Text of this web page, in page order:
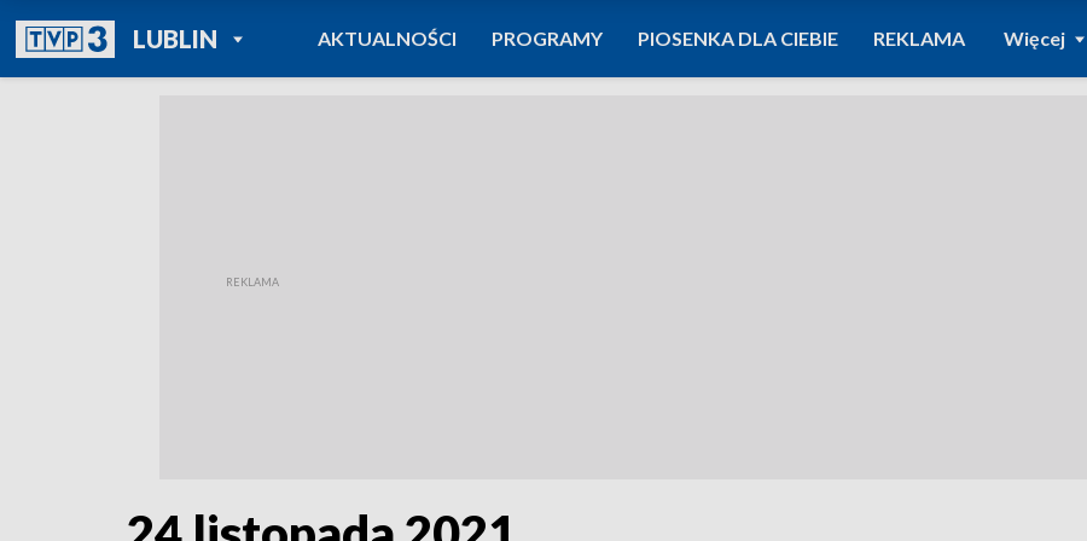
LUBLINPOWRÓT DO
TVP REGIONY
AKTUALNOŚCI PROGRAMY PIOSENKA DLA CIEBIE REKLAMA Więcej